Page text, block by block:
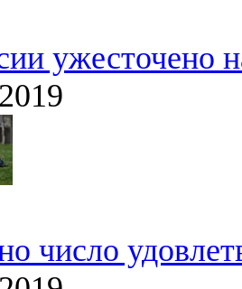
ужесточено
число